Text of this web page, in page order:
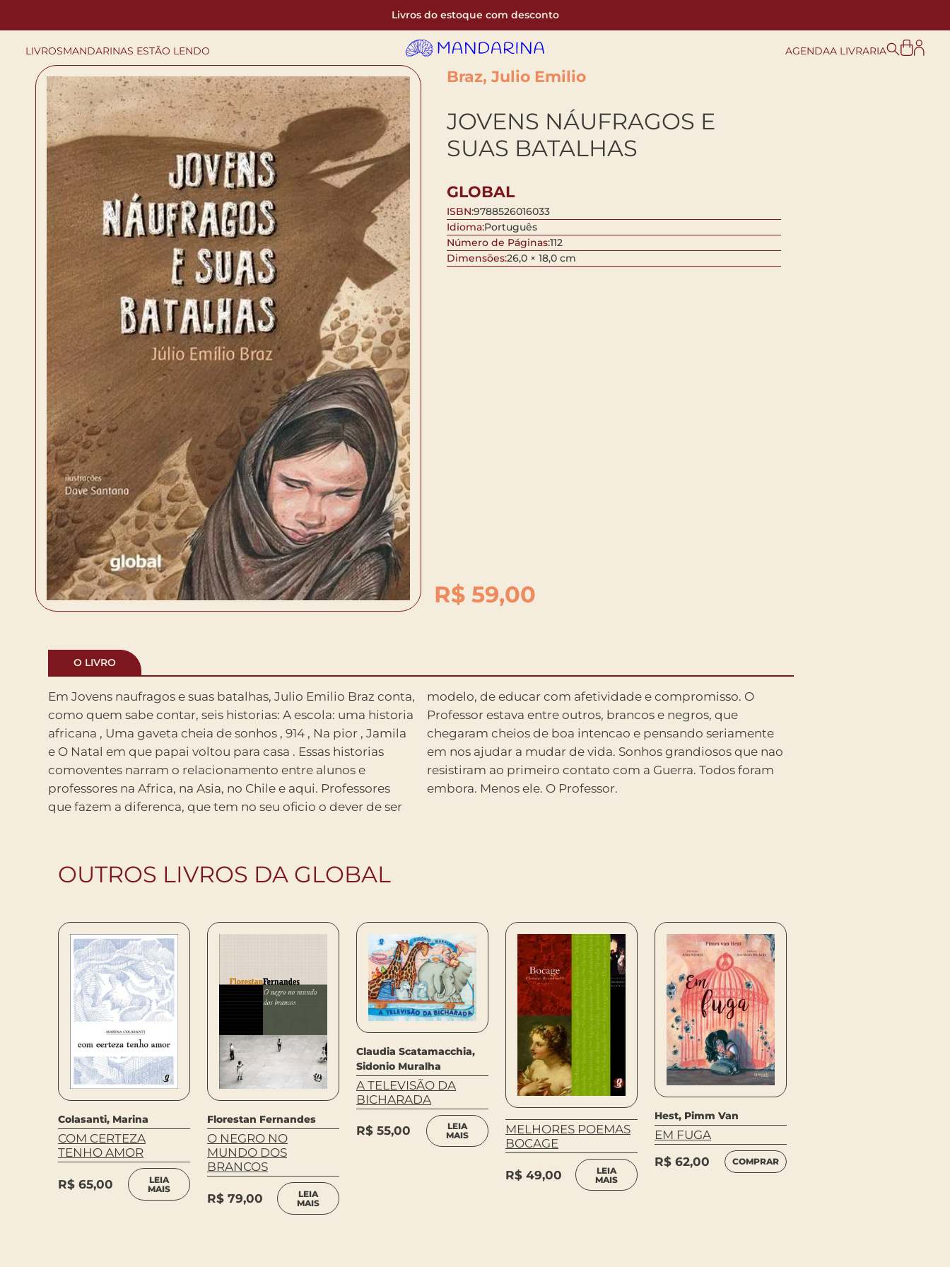
Livros do estoque com desconto
LIVROSMANDARINAS ESTÃO LENDO AGENDAA LIVRARIA
Braz, Julio Emilio
JOVENS NÁUFRAGOS E
SUAS BATALHAS
GLOBAL
ISBN:9788526016033
Idioma:Português
Número de Páginas:112
Dimensões:26,0 × 18,0 cm
R$59,00
O LIVRO
Em Jovens naufragos e suas batalhas, Julio Emilio Braz conta,
como quem sabe contar, seis historias: A escola: uma historia
africana , Uma gaveta cheia de sonhos , 914 , Na pior , Jamila
e O Natal em que papai voltou para casa . Essas historias
comoventes narram o relacionamento entre alunos e
professores na Africa, na Asia, no Chile e aqui. Professores
que fazem a diferenca, que tem no seu oficio o dever de ser
modelo, de educar com afetividade e compromisso. O
Professor estava entre outros, brancos e negros, que
chegaram cheios de boa intencao e pensando seriamente
em nos ajudar a mudar de vida. Sonhos grandiosos que nao
resistiram ao primeiro contato com a Guerra. Todos foram
embora. Menos ele. O Professor.
OUTROS LIVROS DA GLOBAL
Colasanti, Marina
COM CERTEZA
TENHO AMOR
R$ 65,00
LEIA
MAIS
Florestan Fernandes
O NEGRO NO
MUNDO DOS
BRANCOS
R$ 79,00
LEIA
MAIS
Claudia Scatamacchia,
Sidonio Muralha
A TELEVISÃO DA
BICHARADA
R$ 55,00
LEIA
MAIS
MELHORES POEMAS
BOCAGE
R$ 49,00
LEIA
MAIS
Hest, Pimm Van
EM FUGA
R$ 62,00 COMPRAR